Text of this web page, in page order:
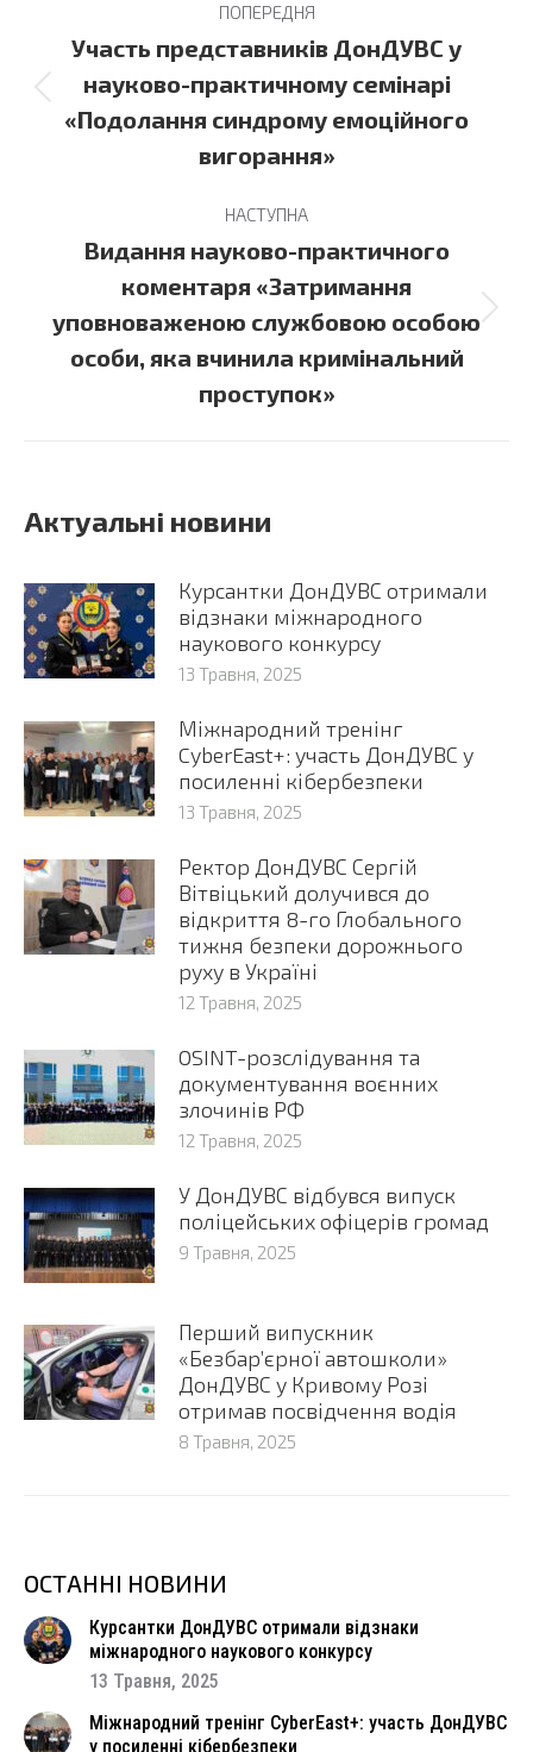
navigation
ПОПЕРЕДНЯ
Previous
post:
Участь представників ДонДУВС у
науково-практичному семінарі
«Подолання синдрому емоційного
вигорання»
НАСТУПНА
Next
post:
Видання науково-практичного
коментаря «Затримання
уповноваженою службовою особою
особи, яка вчинила кримінальний
проступок»
Актуальні новини
Курсантки ДонДУВС отримали
відзнаки міжнародного
наукового конкурсу
13 Травня, 2025
Міжнародний тренінг
CyberEast+: участь ДонДУВС у
посиленні кібербезпеки
13 Травня, 2025
Ректор ДонДУВС Сергій
Вітвіцький долучився до
відкриття 8-го Глобального
тижня безпеки дорожнього
руху в Україні
12 Травня, 2025
OSINT-розслідування та
документування воєнних
злочинів РФ
12 Травня, 2025
У ДонДУВС відбувся випуск
поліцейських офіцерів громад
9 Травня, 2025
Перший випускник
«Безбар’єрної автошколи»
ДонДУВС у Кривому Розі
отримав посвідчення водія
8 Травня, 2025
ОСТАННІ НОВИНИ
Курсантки ДонДУВС отримали відзнаки
міжнародного наукового конкурсу
13 Травня, 2025
Міжнародний тренінг CyberEast+: участь ДонДУВС
у посиленні кібербезпеки